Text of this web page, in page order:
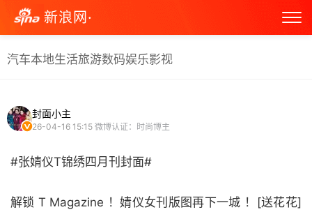
新浪网·
汽车本地生活旅游数码娱乐影视
封面小主
26-04-16 15:15 微博认证：时尚博主
#张婧仪T锦绣四月刊封面#
解锁 T Magazine ！婧仪女刊版图再下一城 ！[送花花]